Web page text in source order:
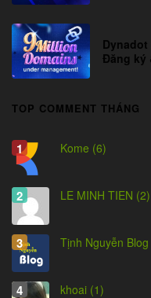
Đăng ký
TOP COMMENT THÁNG
Kome (6)
LE MINH TIEN (2)
Tịnh Nguyễn
khoai (1)